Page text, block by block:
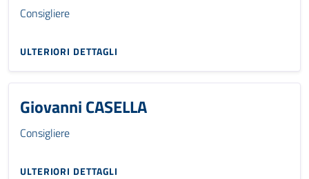
Consigliere
ULTERIORI DETTAGLI
Giovanni CASELLA
Consigliere
ULTERIORI DETTAGLI